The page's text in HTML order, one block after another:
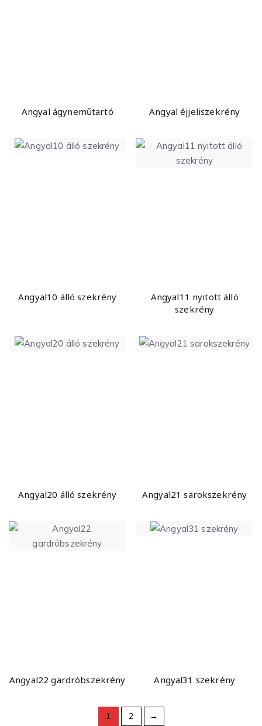
Angyal ágyneműtartó Angyal éjjeliszekrény
Angyal10 álló szekrény
Angyal11 nyitott álló
szekrény
Angyal20 álló szekrény Angyal21 sarokszekrény
Angyal22 gardróbszekrény Angyal31 szekrény
1 2 →